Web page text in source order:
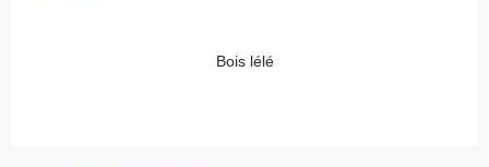
Bois lélé